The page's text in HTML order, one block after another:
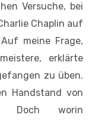
Versuche, bei
Chaplin auf
meine Frage,
erklärte
zu üben.
Handstand von
Doch worin